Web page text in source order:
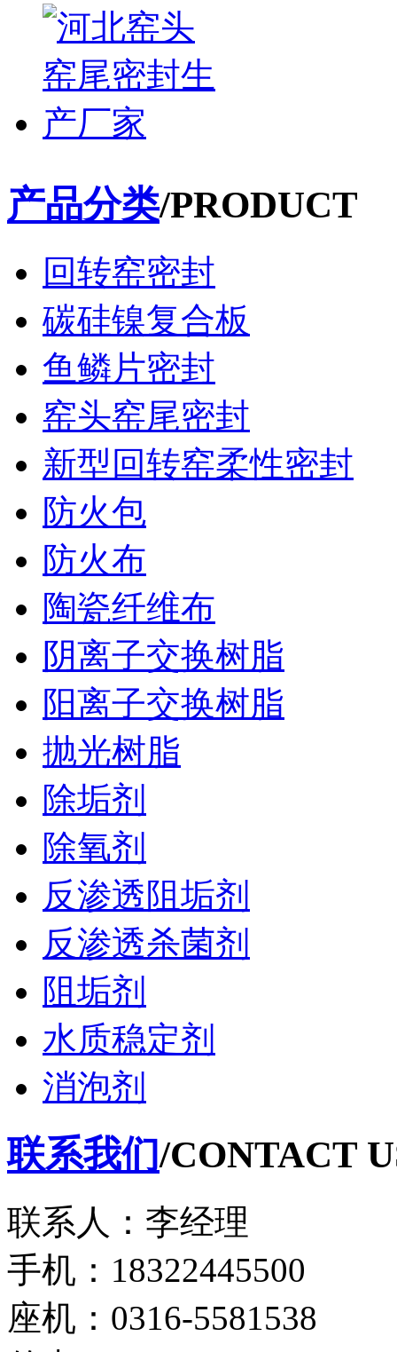
产品分类/PRODUCT
回转窑密封
碳硅镍复合板
鱼鳞片密封
窑头窑尾密封
新型回转窑柔性密封
防火包
防火布
陶瓷纤维布
阴离子交换树脂
阳离子交换树脂
抛光树脂
除垢剂
除氧剂
反渗透阻垢剂
反渗透杀菌剂
阻垢剂
水质稳定剂
消泡剂
联系我们/CONTACT
联系人：李经理
手机：18322445500
座机：0316-5581538